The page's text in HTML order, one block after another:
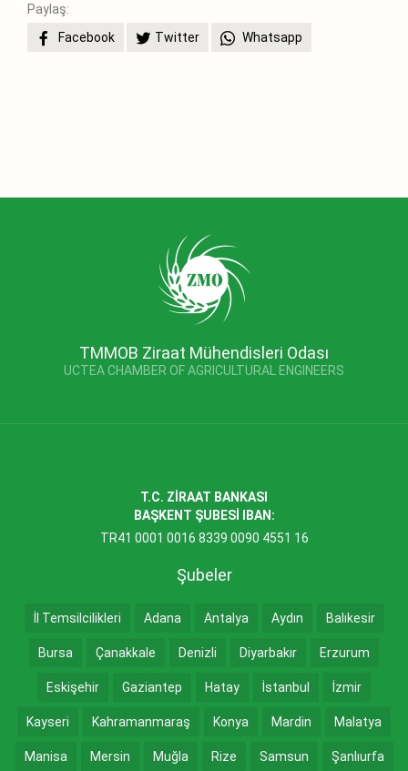
Paylaş:
Facebook
Twitter Whatsapp
TMMOB Ziraat Mühendisleri Odası
UCTEA CHAMBER OF AGRICULTURAL ENGINEERS
T.C. ZİRAAT BANKASI
BAŞKENT ŞUBESİ IBAN:
TR41 0001 0016 8339 0090 4551 16
Şubeler
İl Temsilcilikleri Adana Antalya Aydın Balıkesir
Bursa Çanakkale Denizli Diyarbakır Erzurum
Eskişehir Gaziantep Hatay İstanbul İzmir
Kayseri Kahramanmaraş Konya Mardin Malatya
Manisa Mersin Muğla Rize Samsun Şanlıurfa